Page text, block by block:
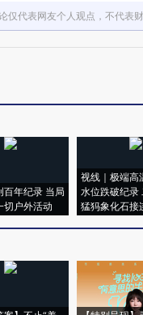
仅代表网友个人观点，不代表
百年纪录 当局
切户外活动
视线｜极端高
水位跌破纪录
猛犸象化石接